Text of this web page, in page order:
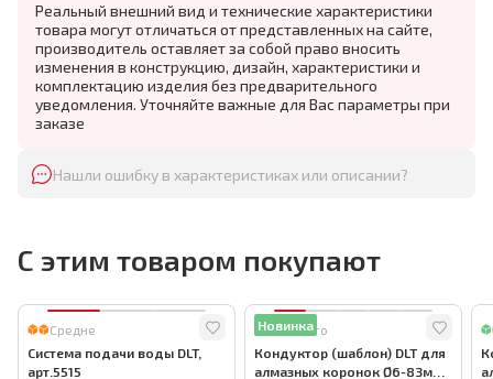
Реальный внешний вид и технические характеристики
товара могут отличаться от представленных на сайте,
производитель оставляет за собой право вносить
изменения в конструкцию, дизайн, характеристики и
комплектацию изделия без предварительного
уведомления. Уточняйте важные для Вас параметры при
заказе
Нашли ошибку в характеристиках или описании?
С этим товаром покупают
Средне
Система подачи воды DLT,
арт.5515
Много
Новинка
Кондуктор (шаблон) DLT для
алмазных коронок Ø6-83мм,